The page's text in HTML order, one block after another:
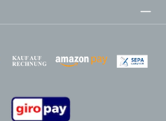
Zahlungsanbieter
Zahlungsanbieter